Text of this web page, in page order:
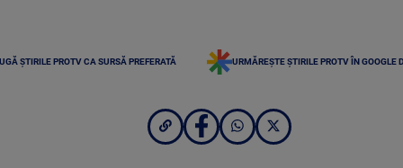
ȘTIRILE PROTV CA SURSĂ PREFERATĂ URMĂREȘTE ȘTIRILE PROTV ÎN GOOGLE